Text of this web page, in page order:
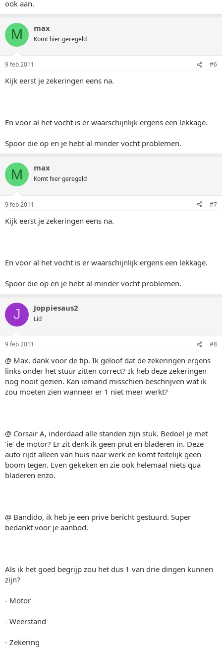
ook aan.
M max
Komt hier geregeld
9 feb 2011 #6
Kijk eerst je zekeringen eens na.
En voor al het vocht is er waarschijnlijk ergens een lekkage.
Spoor die op en je hebt al minder vocht problemen.
M max
Komt hier geregeld
9 feb 2011 #7
Kijk eerst je zekeringen eens na.
En voor al het vocht is er waarschijnlijk ergens een lekkage.
Spoor die op en je hebt al minder vocht problemen.
J Joppiesaus2
Lid
9 feb 2011 #8
@ Max, dank voor de tip. Ik geloof dat de zekeringen ergens
links onder het stuur zitten correct? Ik heb deze zekeringen
nog nooit gezien. Kan iemand misschien beschrijven wat ik
zou moeten zien wanneer er 1 niet meer werkt?
@ Corsair A, inderdaad alle standen zijn stuk. Bedoel je met
'ie' de motor? Er zit denk ik geen prut en bladeren in. Deze
auto rijdt alleen van huis naar werk en komt feitelijk geen
boom tegen. Even gekeken en zie ook helemaal niets qua
bladeren enzo.
@ Bandido, ik heb je een prive bericht gestuurd. Super
bedankt voor je aanbod.
Als ik het goed begrijp zou het dus 1 van drie dingen kunnen
zijn?
- Motor
- Weerstand
- Zekering